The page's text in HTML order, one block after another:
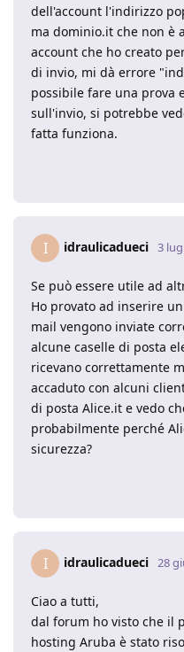
dell'account l'indirizzo
ma dominio.it che non è
account che ho creato
di invio, mi dà errore
possibile fare una prova
sull'invio, si potrebbe
fatta funziona.
I idraulicadueci 3
Se può essere utile ad
Ho provato ad inserire
mail vengono inviate
alcune caselle di posta
ricevano correttamente
accaduto con alcuni
di posta Alice.it e vedo
probabilmente perché
sicurezza?
I idraulicadueci 28
Ciao a tutti,
dal forum ho visto che il
hosting Aruba è stato